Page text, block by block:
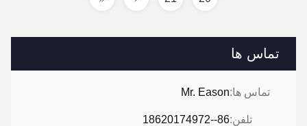
تماس ها
تماس ها:Mr. Eason
تلفن:86--18620174972